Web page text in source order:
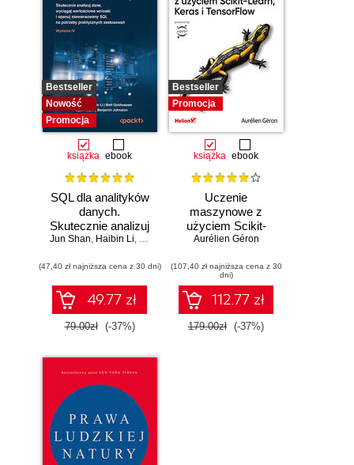
Bestseller
Nowość
Promocja
książka ebook
SQL dla analityków
danych.
Skutecznie analizuj
dane, wyciągaj
wnioski i opanuj
zaawansowany
SQL na potrzeby
praktycznych
zastosowań.
Jun Shan, Haibin Li, Matt Goldwasser, Upom Malik
(47,40 zł najniższa cena z 30 dni)
49.77 zł
79.00zł (-37%)
Bestseller
Promocja
książka ebook
Uczenie
maszynowe z
użyciem Scikit-
Learn, Keras i
Wydanie III
Aurélien Géron
(107,40 zł najniższa cena z 30
dni)
112.77 zł
179.00zł (-37%)